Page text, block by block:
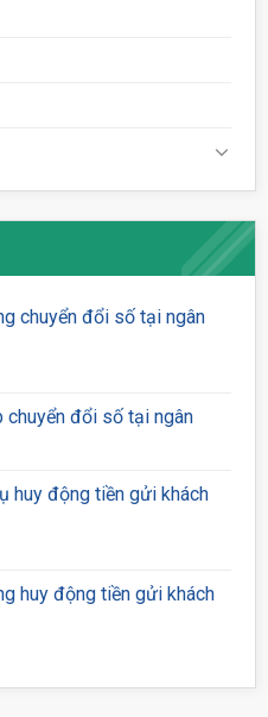
chuyển đổi số tại ngân
chuyển đổi số tại ngân
huy động tiền gửi khách
huy động tiền gửi khách